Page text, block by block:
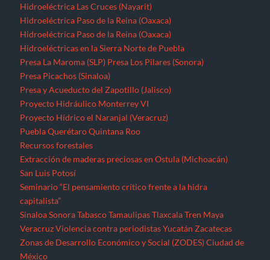
Hidroeléctrica Las Cruces (Nayarit)
Hidroeléctrica Paso de la Reina (Oaxaca)
Hidroeléctrica Paso de la Reina (Oaxaca)
Hidroeléctricas en la Sierra Norte de Puebla
Presa La Maroma (SLP) Presa Los Pilares (Sonora)
Presa Picachos (Sinaloa)
Presa y Acueducto del Zapotillo (Jalisco)
Proyecto Hidráulico Monterrey VI
Proyecto Hídrico el Naranjal (Veracruz)
Puebla Querétaro Quintana Roo
Recursos forestales
Extracción de maderas preciosas en Ostula (Michoacán)
San Luis Potosí
Seminario “El pensamiento crítico frente a la hidra
capitalista”
Sinaloa Sonora Tabasco Tamaulipas Tlaxcala Tren Maya
Veracruz Violencia contra periodistas Yucatán Zacatecas
Zonas de Desarrollo Económico y Social (ZODES) Ciudad de
México